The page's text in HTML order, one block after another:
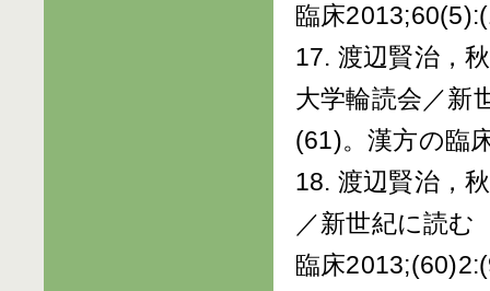
臨床
17. 渡辺賢治，
大学輪読会／新
(61)。漢方の臨
18. 渡辺賢治，
／新世紀に読む
臨床